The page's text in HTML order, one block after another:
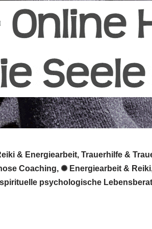
& Energiearbeit, Trauerhilfe &
Coaching, ✺ Energiearbeit &
psychologische